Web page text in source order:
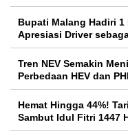
Bupati Malang Hadiri
Apresiasi Driver
Tren NEV Semakin
Perbedaan HEV dan
Hemat Hingga 44%!
Sambut Idul Fitri 1447